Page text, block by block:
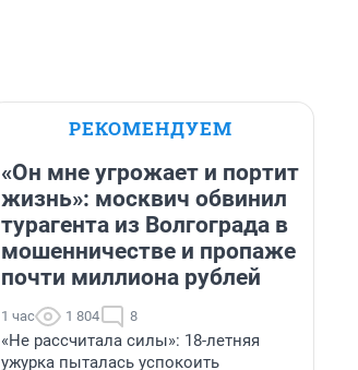
РЕКОМЕНДУЕМ
«Он мне угрожает и портит
жизнь»: москвич обвинил
турагента из Волгограда в
мошенничестве и пропаже
почти миллиона рублей
1 час 1 804 8
«Не рассчитала силы»: 18-летняя
ужурка пыталась успокоить